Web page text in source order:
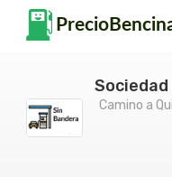
Camino a